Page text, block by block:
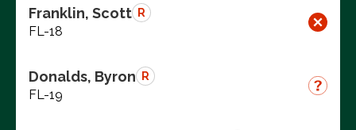
Franklin, Scott R
FL-18
Donalds, Byron R
FL-19